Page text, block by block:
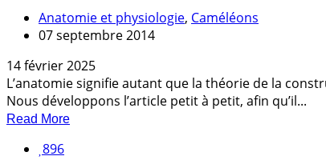
Anatomie et physiologie, Caméléons
07 septembre 2014
14 février 2025
L’anatomie signifie autant que la théorie de la
Nous développons l’article petit à petit, afin qu’il...
Read More
896